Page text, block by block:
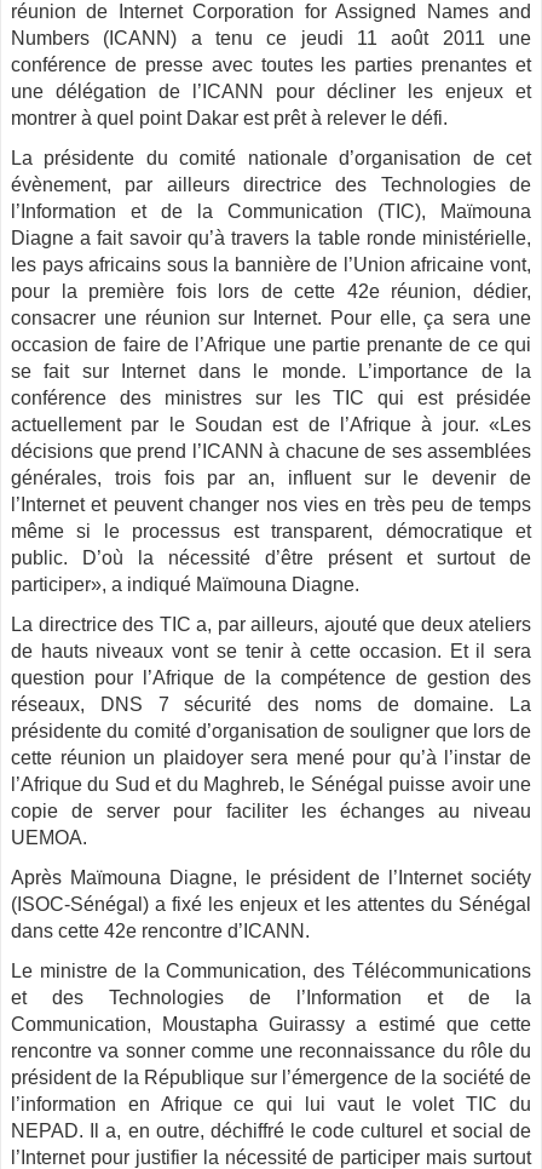
réunion de Internet Corporation for Assigned Names and
Numbers (ICANN) a tenu ce jeudi 11 août 2011 une
conférence de presse avec toutes les parties prenantes et
une délégation de l’ICANN pour décliner les enjeux et
montrer à quel point Dakar est prêt à relever le défi.
La présidente du comité nationale d’organisation de cet
évènement, par ailleurs directrice des Technologies de
l’Information et de la Communication (TIC), Maïmouna
Diagne a fait savoir qu’à travers la table ronde ministérielle,
les pays africains sous la bannière de l’Union africaine vont,
pour la première fois lors de cette 42e réunion, dédier,
consacrer une réunion sur Internet. Pour elle, ça sera une
occasion de faire de l’Afrique une partie prenante de ce qui
se fait sur Internet dans le monde. L’importance de la
conférence des ministres sur les TIC qui est présidée
actuellement par le Soudan est de l’Afrique à jour. «Les
décisions que prend l’ICANN à chacune de ses assemblées
générales, trois fois par an, influent sur le devenir de
l’Internet et peuvent changer nos vies en très peu de temps
même si le processus est transparent, démocratique et
public. D’où la nécessité d’être présent et surtout de
participer», a indiqué Maïmouna Diagne.
La directrice des TIC a, par ailleurs, ajouté que deux ateliers
de hauts niveaux vont se tenir à cette occasion. Et il sera
question pour l’Afrique de la compétence de gestion des
réseaux, DNS 7 sécurité des noms de domaine. La
présidente du comité d’organisation de souligner que lors de
cette réunion un plaidoyer sera mené pour qu’à l’instar de
l’Afrique du Sud et du Maghreb, le Sénégal puisse avoir une
copie de server pour faciliter les échanges au niveau
UEMOA.
Après Maïmouna Diagne, le président de l’Internet sociéty
(ISOC-Sénégal) a fixé les enjeux et les attentes du Sénégal
dans cette 42e rencontre d’ICANN.
Le ministre de la Communication, des Télécommunications
et des Technologies de l’Information et de la
Communication, Moustapha Guirassy a estimé que cette
rencontre va sonner comme une reconnaissance du rôle du
président de la République sur l’émergence de la société de
l’information en Afrique ce qui lui vaut le volet TIC du
NEPAD. Il a, en outre, déchiffré le code culturel et social de
l’Internet pour justifier la nécessité de participer mais surtout